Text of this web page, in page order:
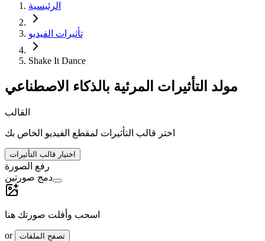
الرئيسية
تأثيرات الفيديو
Shake It Dance
مولد التأثيرات المرئية بالذكاء الاصطناعي
القالب
اختر قالب التأثيرات لمقطع الفيديو الخاص بك
اختيار قالب التأثيرات
رفع الصورة
دمج صورتين
اسحب وأفلت صورتك هنا
or تصفح الملفات